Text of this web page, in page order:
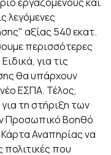
λεγόμενες
αξίας 540 εκατ.
περισσότερες
για τις
θα υπάρχουν
ΕΣΠΑ. Τέλος,
τη στήριξη των
Προσωπικό Βοηθό
Αναπηρίας να
πολιτικές που